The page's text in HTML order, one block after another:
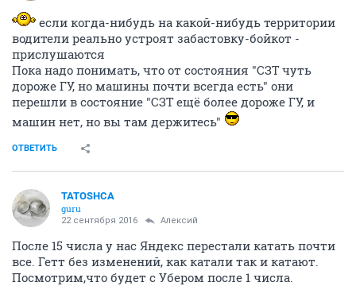
если когда-нибудь на какой-нибудь территории
водители реально устроят забастовку-бойкот -
прислушаются
Пока надо понимать, что от состояния "СЗТ чуть
дороже ГУ, но машины почти всегда есть" они
перешли в состояние "СЗТ ещё более дороже ГУ, и
машин нет, но вы там держитесь"
ОТВЕТИТЬ
TATOSHCA
guru
22 сентября 2016 Алексий
После 15 числа у нас Яндекс перестали катать почти
все. Гетт без изменений, как катали так и катают.
Посмотрим,что будет с Убером после 1 числа.